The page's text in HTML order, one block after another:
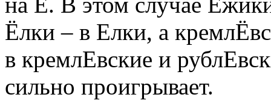
Ёлки – в Елки, а
в кремлЕвские и
сильно проигрывает.